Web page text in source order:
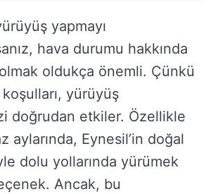
yapmayı
hava durumu hakkında
oldukça önemli. Çünkü
yürüyüş
doğrudan etkiler. Özellikle
aylarında, Eynesil’in doğal
dolu yollarında yürümek
Ancak, bu